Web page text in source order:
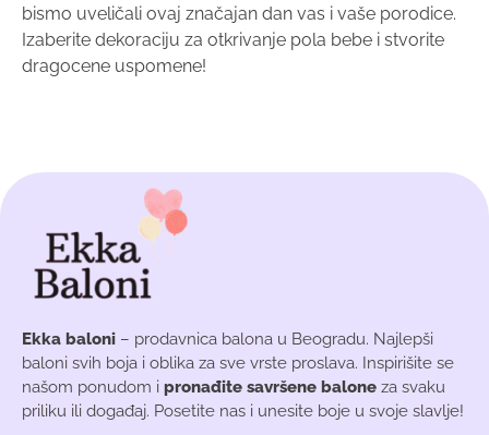
bismo uveličali ovaj značajan dan vas i vaše porodice.
Izaberite dekoraciju za otkrivanje pola bebe i stvorite
dragocene uspomene!
Ekka baloni – prodavnica balona u Beogradu. Najlepši
baloni svih boja i oblika za sve vrste proslava. Inspirišite se
našom ponudom i pronađite savršene balone za svaku
priliku ili događaj. Posetite nas i unesite boje u svoje slavlje!